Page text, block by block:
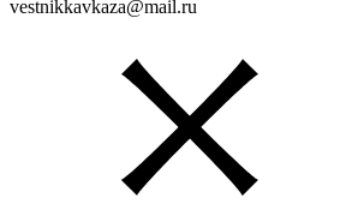
vestnikkavkaza@mail.ru